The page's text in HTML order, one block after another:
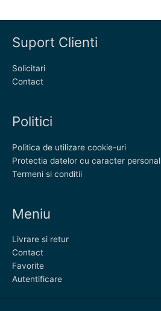
Suport Clienti
Solicitari
Contact
Politici
Politica de utilizare cookie-uri
Protectia datelor cu caracter personal
Termeni si conditii
Meniu
Livrare si retur
Contact
Favorite
Autentificare